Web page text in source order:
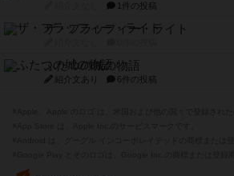
1件の投稿
ザ・フラッフィー・ライト
ふたつの城の物語
紹介文あり 6件の投稿